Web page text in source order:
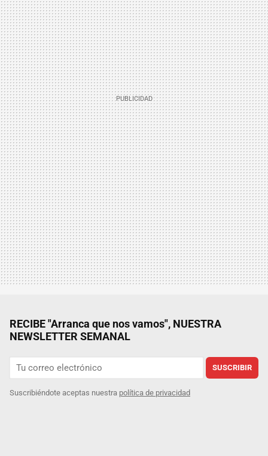
RECIBE "Arranca que nos vamos", NUESTRA
NEWSLETTER SEMANAL
SUSCRIBIR
Suscribiéndote aceptas nuestra política de privacidad